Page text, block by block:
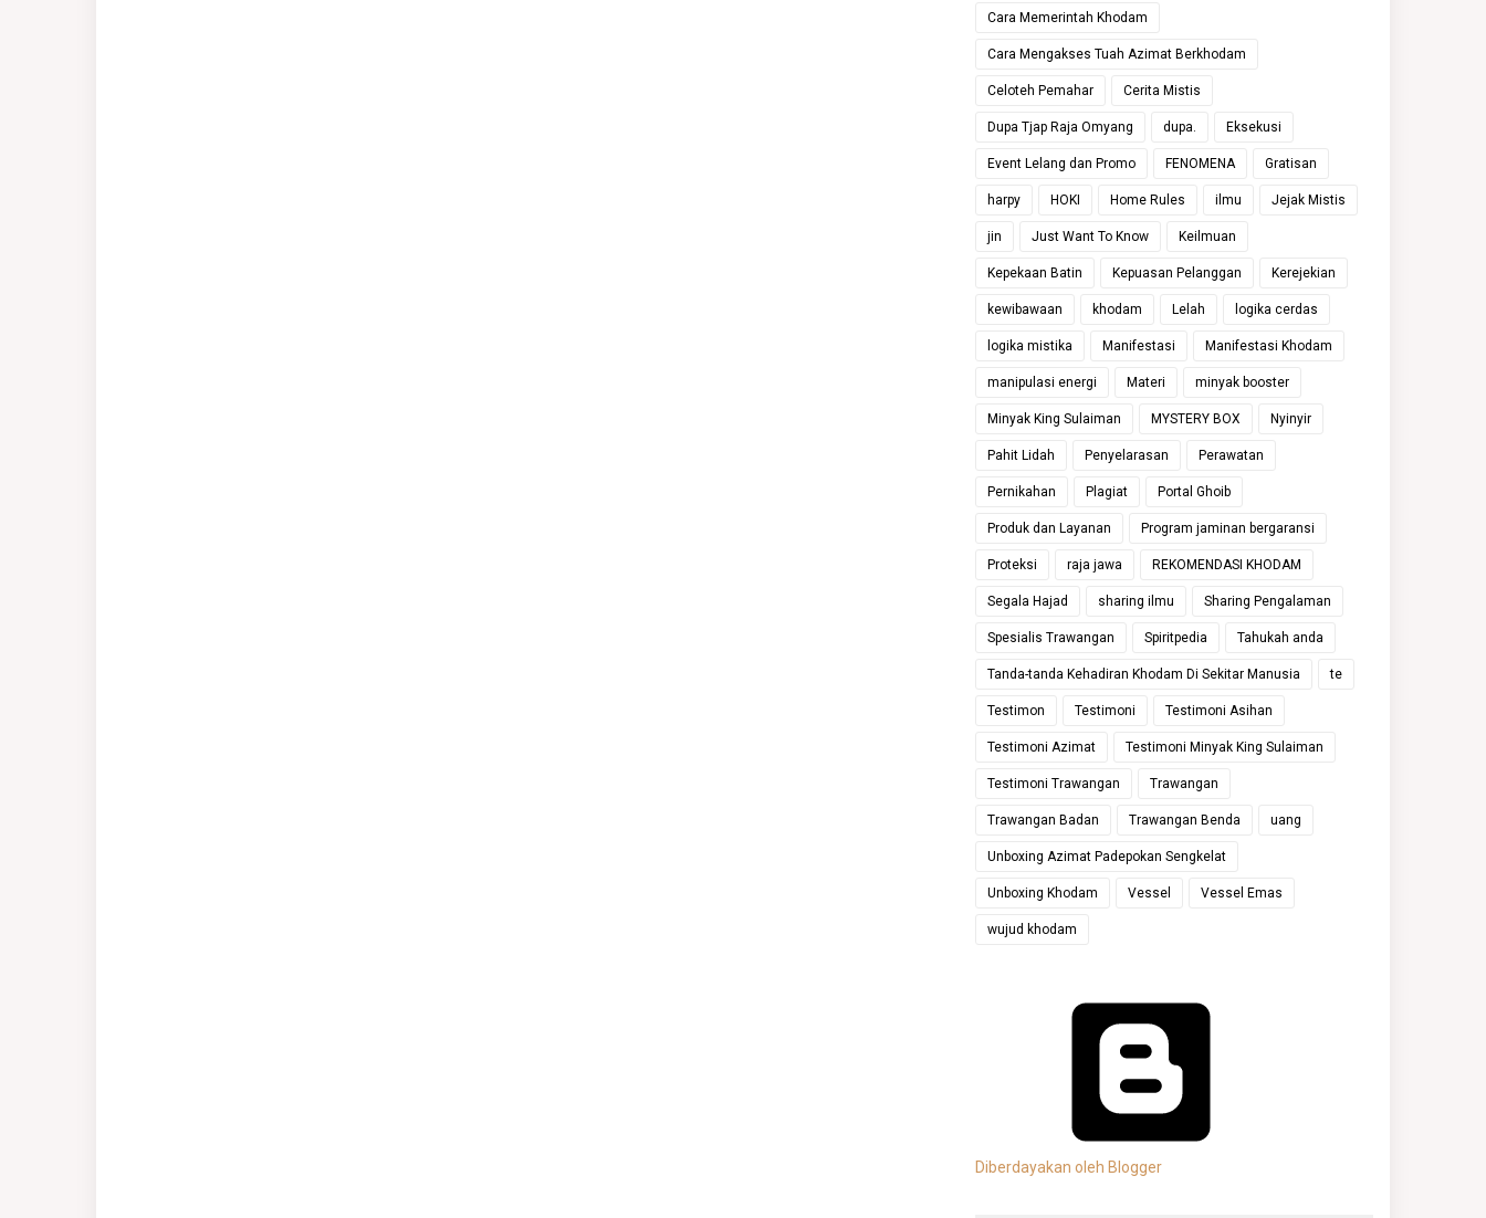
Cara Memerintah Khodam
Cara Mengakses Tuah Azimat Berkhodam
Celoteh Pemahar Cerita Mistis
Dupa Tjap Raja Omyang dupa. Eksekusi
Event Lelang dan Promo FENOMENA Gratisan
harpy HOKI Home Rules ilmu Jejak Mistis
jin Just Want To Know Keilmuan
Kepekaan Batin Kepuasan Pelanggan Kerejekian
kewibawaan khodam Lelah logika cerdas
logika mistika Manifestasi Manifestasi Khodam
manipulasi energi Materi minyak booster
Minyak King Sulaiman MYSTERY BOX Nyinyir
Pahit Lidah Penyelarasan Perawatan
Pernikahan Plagiat Portal Ghoib
Produk dan Layanan Program jaminan bergaransi
Proteksi raja jawa REKOMENDASI KHODAM
Segala Hajad sharing ilmu Sharing Pengalaman
Spesialis Trawangan Spiritpedia Tahukah anda
Tanda-tanda Kehadiran Khodam Di Sekitar Manusia te
Testimon Testimoni Testimoni Asihan
Testimoni Azimat Testimoni Minyak King Sulaiman
Testimoni Trawangan Trawangan
Trawangan Badan Trawangan Benda uang
Unboxing Azimat Padepokan Sengkelat
Unboxing Khodam Vessel Vessel Emas
wujud khodam
Diberdayakan oleh Blogger